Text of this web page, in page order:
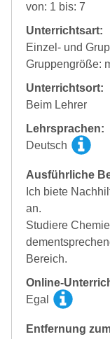
von: 1 bis: 7
Unterrichtsart:
Einzel- und
Gruppengröße:
Unterrichtsort:
Beim Lehrer
Lehrsprachen:
Deutsch
Ausführliche
Ich biete
an.
Studiere
Bereich.
Online-
Egal
Entfernung